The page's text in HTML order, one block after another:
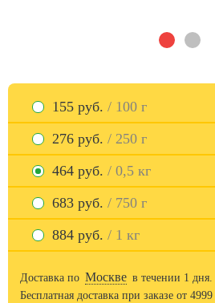
155 руб. / 100 г
276 руб. / 250 г
464 руб. / 0,5 кг
683 руб. / 750 г
884 руб. / 1 кг
Доставка по Москве в течении 1 дня.
Бесплатная доставка при заказе от 4999